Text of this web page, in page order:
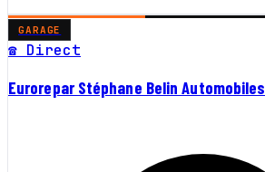
GARAGE
☎ Direct
Eurorepar Stéphane Belin Automobiles